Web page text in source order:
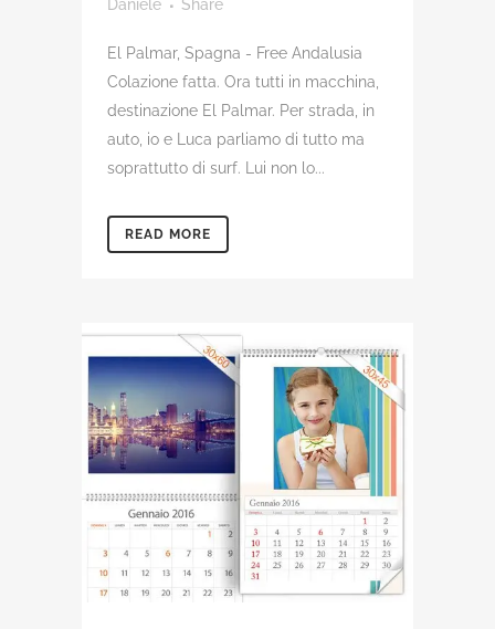
Daniele
Share
El Palmar, Spagna - Free Andalusia
Colazione fatta. Ora tutti in macchina,
destinazione El Palmar. Per strada, in
auto, io e Luca parliamo di tutto ma
soprattutto di surf. Lui non lo...
READ MORE